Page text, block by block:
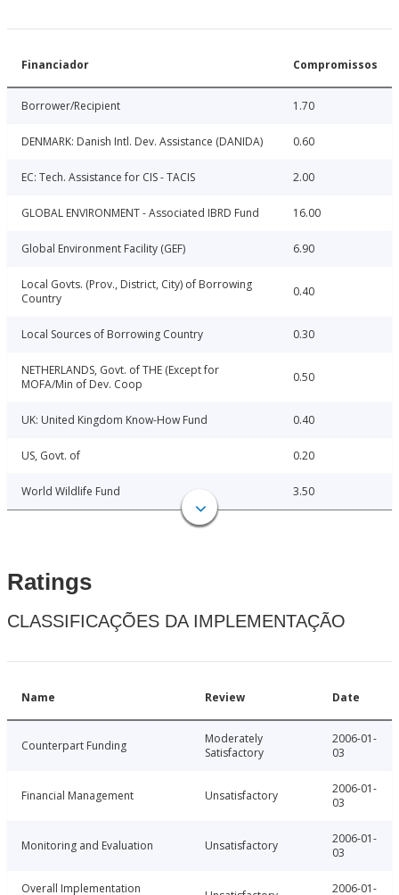
Financiador Compromissos
Borrower/Recipient 1.70
DENMARK: Danish Intl. Dev. Assistance (DANIDA) 0.60
EC: Tech. Assistance for CIS - TACIS 2.00
GLOBAL ENVIRONMENT - Associated IBRD Fund 16.00
Global Environment Facility (GEF) 6.90
Local Govts. (Prov., District, City) of Borrowing
Country
0.40
Local Sources of Borrowing Country 0.30
NETHERLANDS, Govt. of THE (Except for
MOFA/Min of Dev. Coop
0.50
UK: United Kingdom Know-How Fund 0.40
US, Govt. of 0.20
World Wildlife Fund 3.50
Ratings
CLASSIFICAÇÕES DA IMPLEMENTAÇÃO
Name Review Date
Counterpart Funding
Moderately
Satisfactory
2006-01-
03
Financial Management Unsatisfactory
2006-01-
03
Monitoring and Evaluation Unsatisfactory
2006-01-
03
Overall Implementation 2006-01-